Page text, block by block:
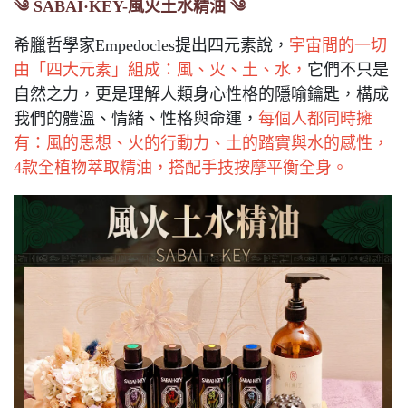
༄ SABAI·KEY-風火土水精油 ༄
希臘哲學家Empedocles提出四元素說， 宇宙間的一切
由「四大元素」組成：風、火、土、水， 它們不只是
自然之力，更是理解人類身心性格的隱喻鑰匙，構成
我們的體溫、情緒、性格與命運， 每個人都同時擁
有：風的思想、火的行動力、土的踏實與水的感性，
4款全植物萃取精油，搭配手技按摩平衡全身。